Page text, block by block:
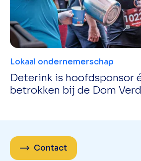
Lokaal ondernemerschap
Deterink is hoofdsponsor
betrokken bij de Dom
Contact